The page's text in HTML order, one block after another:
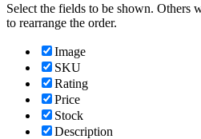
Select the fields to be shown. Others
to rearrange the order.
Image
SKU
Rating
Price
Stock
Description